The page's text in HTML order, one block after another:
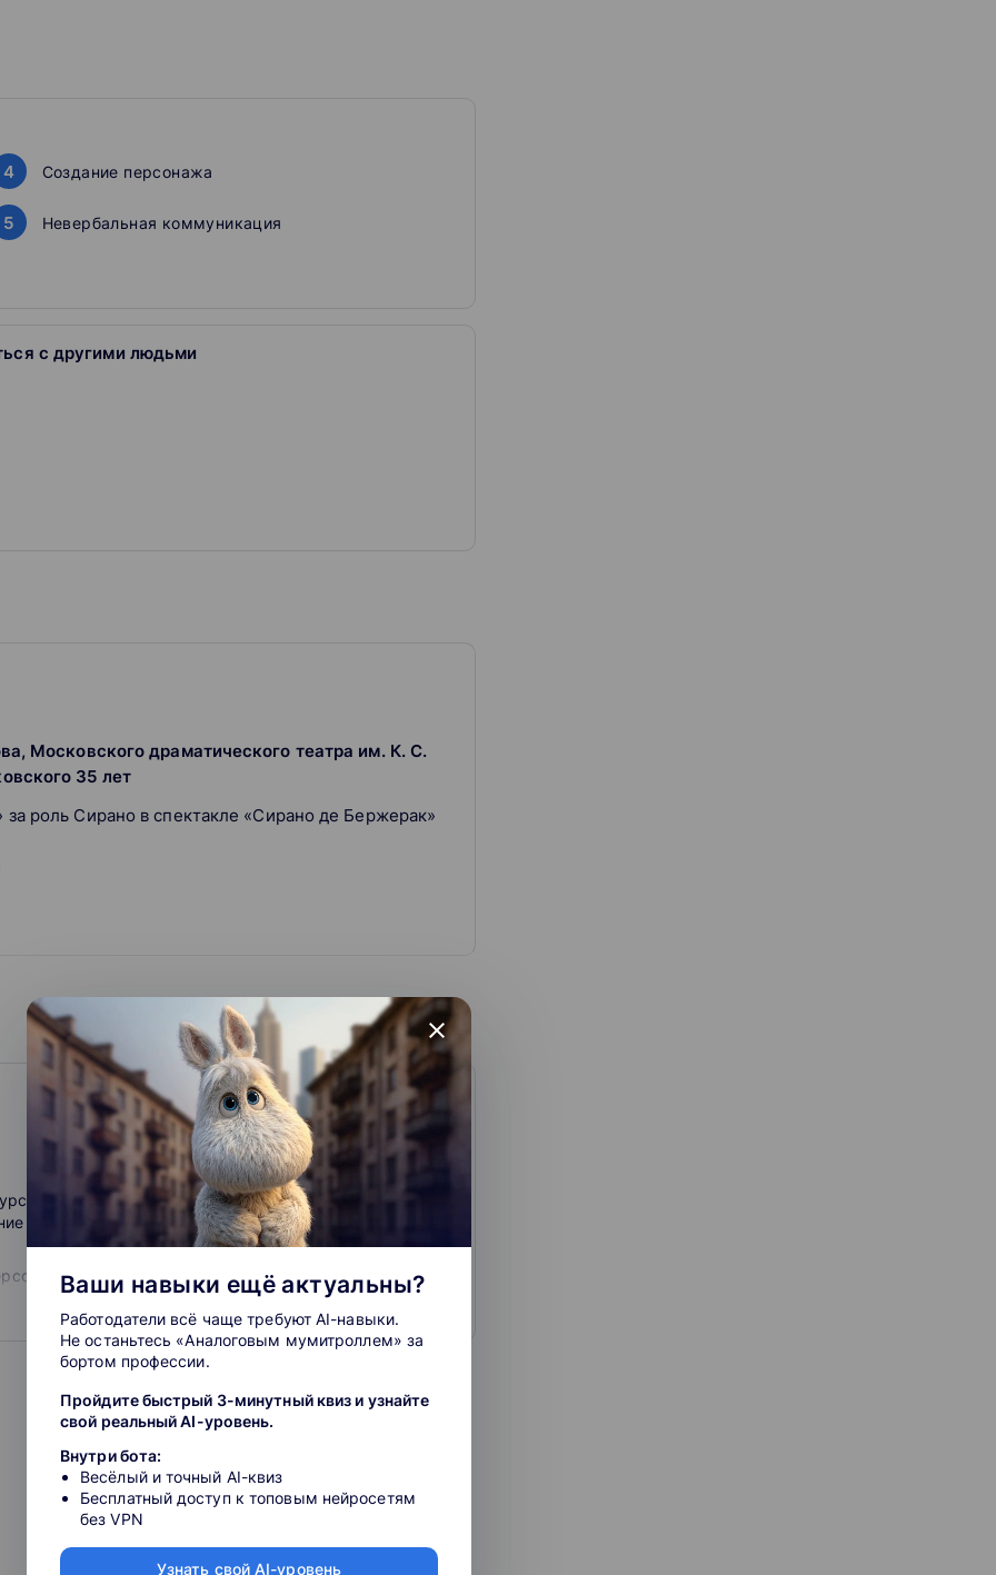
персонажа
своего героя и играть так, чтобы тебе поверили
произведение, успешно проходить
Узнаешь, что делает актёра востребованным
4 Создание персонажа
5 Невербальная коммуникация
с другими людьми
Московского драматического театра им. К. С.
35 лет
роль Сирано в спектакле «Сирано де Бержерак»
"Страна глухих", "Утомлённые солнцем",
плана и лучшую мужскую роль
по самым актуальным направлениям в формате
(entertainment).
Их опыт уникален, а знания универсальны. Они
на «Уроках Легенд».
учебный план, исходя из направления и тарифа:
собрать комплект из нескольких онлайн-курсов
насыщенному формату видеоуроков длительностью от
любимому кино или сериалу.
кто ценит постоянное развитие и стремится к новым
close
Ваши навыки ещё актуальны?
Работодатели всё чаще требуют AI-навыки.
Не останьтесь «Аналоговым мумитроллем» за
бортом профессии.
Пройдите быстрый 3-минутный квиз и узнайте
свой реальный AI-уровень.
Внутри бота:
Весёлый и точный AI-квиз
Бесплатный доступ к топовым нейросетям
без VPN
Узнать свой AI-уровень